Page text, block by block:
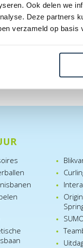
Ook delen we
Deze partners
verzameld op basis
29,00
BTW